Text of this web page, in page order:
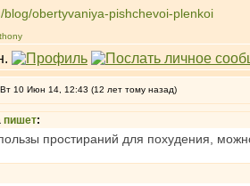
blog/obertyvaniya-pishchevoi-plenkoi
10 Июн 14, 12:43 (12 лет тому назад)
пишет:
простираний для похудения,